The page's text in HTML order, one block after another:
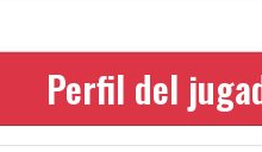
Perfil del